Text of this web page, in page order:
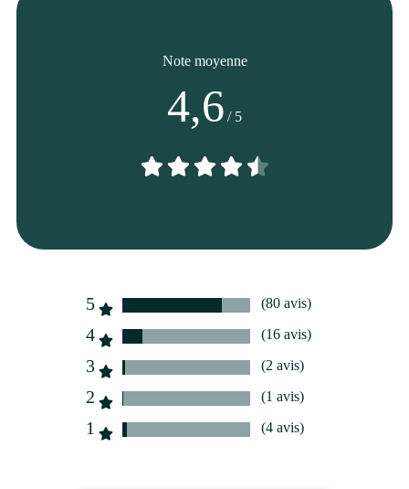
Note moyenne
4,6/ 5
5 (80 avis)
4 (16 avis)
3 (2 avis)
2 (1 avis)
1 (4 avis)